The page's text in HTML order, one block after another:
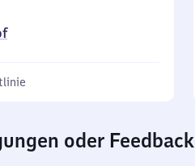
oder Feedback